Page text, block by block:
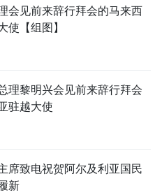
会见前来辞行拜会的马来西
使【组图】
理黎明兴会见前来辞行拜会
驻越大使
席致电祝贺阿尔及利亚国民
新